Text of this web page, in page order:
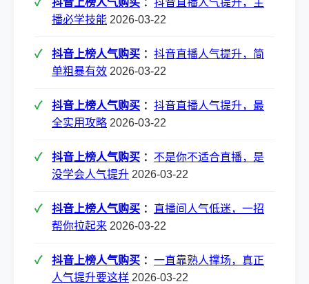
抖音上榜人气购买 ： 抖音直播人气提升，主
播必学技能 2026-03-22
抖音上榜人气购买 ： 抖音直播人气提升，简
单粗暴有效 2026-03-22
抖音上榜人气购买 ： 抖音直播人气提升，最
全实用攻略 2026-03-22
抖音上榜人气购买 ： 不是你不适合直播，是
没学会人气提升 2026-03-22
抖音上榜人气购买 ： 直播间人气低迷，一招
帮你拉起来 2026-03-22
抖音上榜人气购买 ： 一直靠熟人撑场，真正
人气提升要这样 2026-03-22